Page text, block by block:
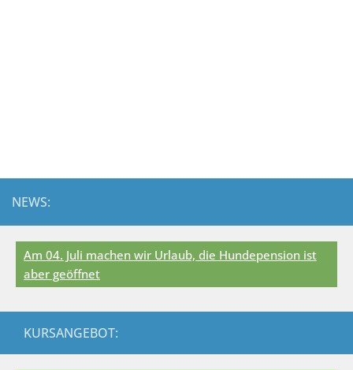
NEWS:
Am 04. Juli machen wir Urlaub, die Hundepension ist
aber geöffnet
KURSANGEBOT: